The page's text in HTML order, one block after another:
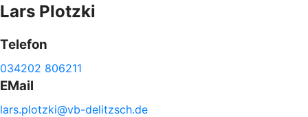
Lars Plotzki
Telefon
034202 806211
EMail
lars.plotzki@vb-delitzsch.de